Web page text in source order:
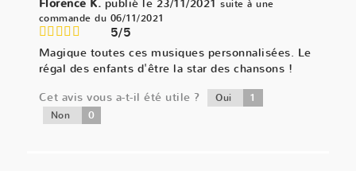
Florence K. publié le 23/11/2021 suite à une
commande du 06/11/2021
5/5
Magique toutes ces musiques personnalisées. Le
régal des enfants d'être la star des chansons !
Cet avis vous a-t-il été utile ?
Oui 1
Non 0